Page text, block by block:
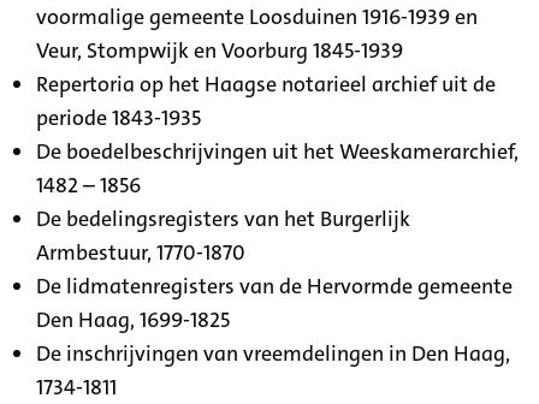
voormalige gemeente Loosduinen 1916-1939 en
Veur, Stompwijk en Voorburg 1845-1939
Repertoria op het Haagse notarieel archief uit de
periode 1843-1935
De boedelbeschrijvingen uit het Weeskamerarchief,
1482 – 1856
De bedelingsregisters van het Burgerlijk
Armbestuur, 1770-1870
De lidmatenregisters van de Hervormde gemeente
Den Haag, 1699-1825
De inschrijvingen van vreemdelingen in Den Haag,
1734-1811